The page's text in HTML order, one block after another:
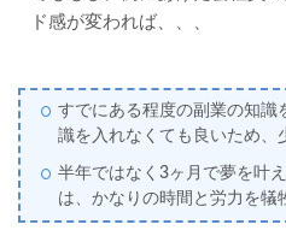
ド感が変われば、、、
すでにある程度の副業の知識
識を入れなくても良いため、
半年ではなく3ヶ月で夢を叶
は、かなりの時間と労力を犠